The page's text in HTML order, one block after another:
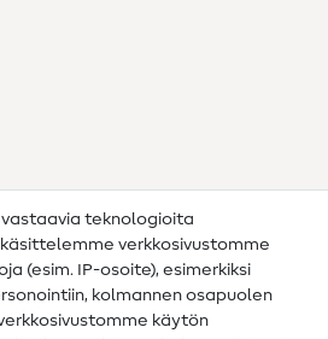
teknologioita
verkkosivustomme
(esim. IP-osoite), esimerkiksi
kolmannen osapuolen
käytön